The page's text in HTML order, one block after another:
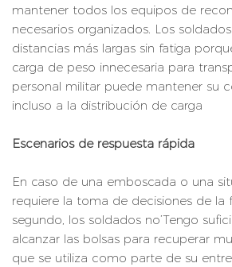
mantener todos los equipos de
necesarios organizados. Los
distancias más largas sin fatiga
carga de peso innecesaria para
personal militar puede mantener su
incluso a la distribución de carga
Escenarios de respuesta rápida
En caso de una emboscada o una
requiere la toma de decisiones de la
segundo, los soldados no’Tengo
alcanzar las bolsas para recuperar
que se utiliza como parte de su